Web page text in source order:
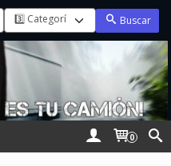
Buscar
0